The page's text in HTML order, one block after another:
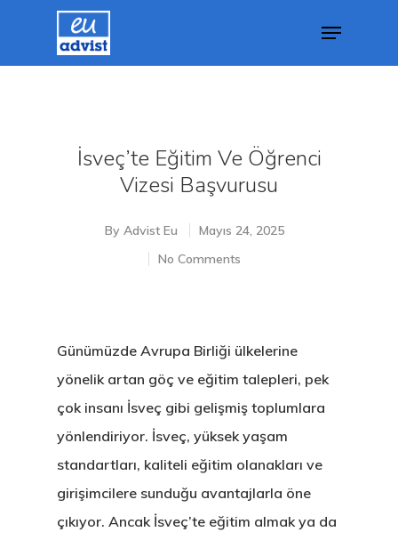
İsveç’te Eğitim Ve Öğrenci
Vizesi Başvurusu
By Advist Eu
Mayıs 24, 2025
No Comments
Günümüzde Avrupa Birliği ülkelerine
yönelik artan göç ve eğitim talepleri, pek
çok insanı İsveç gibi gelişmiş toplumlara
yönlendiriyor. İsveç, yüksek yaşam
standartları, kaliteli eğitim olanakları ve
girişimcilere sunduğu avantajlarla öne
çıkıyor. Ancak İsveç’te eğitim almak ya da